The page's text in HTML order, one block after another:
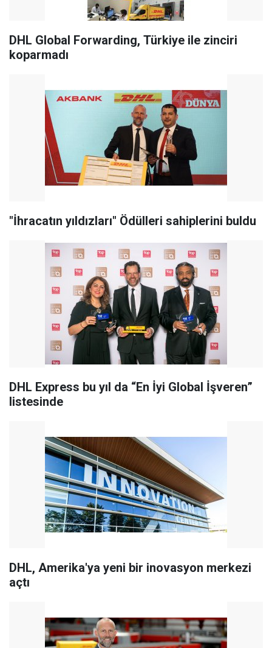
DHL Global Forwarding, Türkiye ile zinciri
koparmadı
"İhracatın yıldızları" Ödülleri sahiplerini buldu
DHL Express bu yıl da “En İyi Global İşveren”
listesinde
DHL, Amerika'ya yeni bir inovasyon merkezi
açtı